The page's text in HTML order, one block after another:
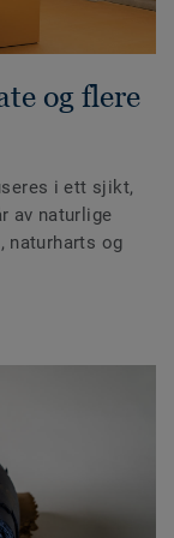
og flere
i ett sjikt,
av naturlige
naturharts og